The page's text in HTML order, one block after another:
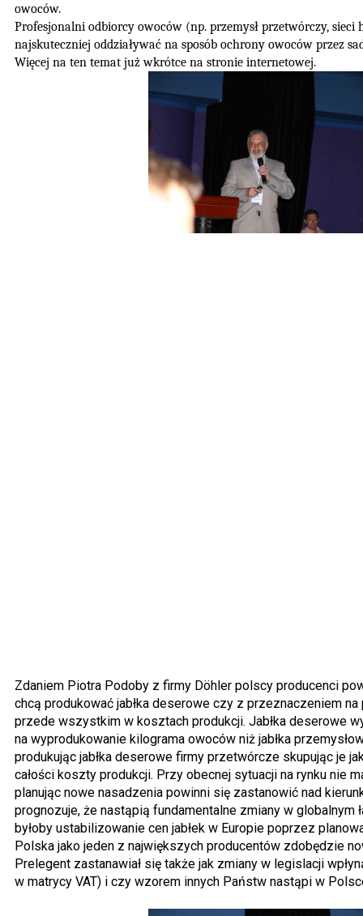
owoców.
Profesjonalni odbiorcy owoców (np. przemysł przetwórczy, sieci
najskuteczniej oddziaływać na sposób ochrony owoców przez
Więcej na ten temat już wkrótce na stronie internetowej.
Zdaniem Piotra Podoby z firmy Döhler polscy producenci
chcą produkować jabłka deserowe czy z przeznaczeniem na
przede wszystkim w kosztach produkcji. Jabłka deserowe
na wyprodukowanie kilograma owoców niż jabłka
produkując jabłka deserowe firmy przetwórcze skupując je
całości koszty produkcji. Przy obecnej sytuacji na rynku nie
planując nowe nasadzenia powinni się zastanowić nad
prognozuje, że nastąpią fundamentalne zmiany w globalnym
byłoby ustabilizowanie cen jabłek w Europie poprzez
Polska jako jeden z największych producentów zdobędzie
Prelegent zastanawiał się także jak zmiany w legislacji
w matrycy VAT) i czy wzorem innych Państw nastąpi w